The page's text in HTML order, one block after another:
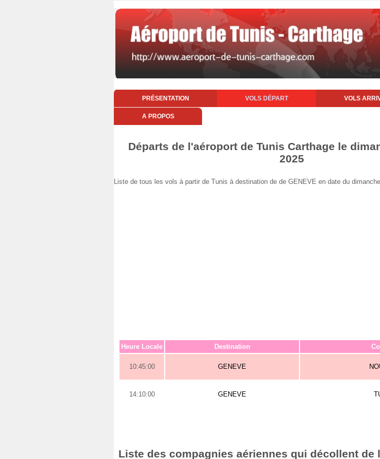
PRÉSENTATION VOLS DÉPART VOLS
A PROPOS
Départs de l'aéroport de Tunis Carthage le
2025
Liste de tous les vols à partir de Tunis à destination de de GENEVE en date du
Heure Locale Destination
10:45:00 GENEVE
14:10:00 GENEVE
Liste des compagnies aériennes qui décollent de